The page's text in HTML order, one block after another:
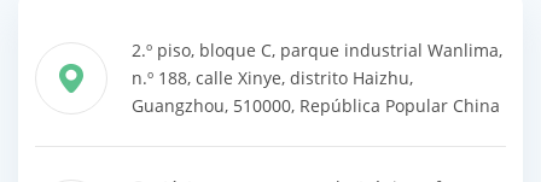
2.º piso, bloque C, parque industrial Wanlima,
n.º 188, calle Xinye, distrito Haizhu,
Guangzhou, 510000, República Popular China